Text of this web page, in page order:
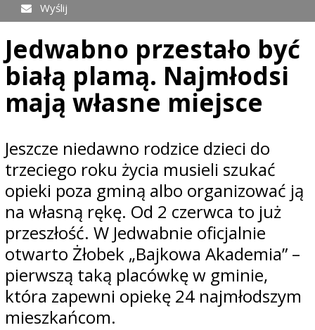
Wyślij
Jedwabno przestało być
białą plamą. Najmłodsi
mają własne miejsce
Jeszcze niedawno rodzice dzieci do
trzeciego roku życia musieli szukać
opieki poza gminą albo organizować ją
na własną rękę. Od 2 czerwca to już
przeszłość. W Jedwabnie oficjalnie
otwarto Żłobek „Bajkowa Akademia” –
pierwszą taką placówkę w gminie,
która zapewni opiekę 24 najmłodszym
mieszkańcom.